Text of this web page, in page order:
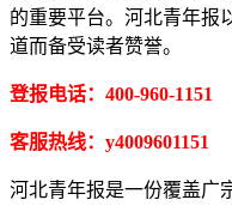
的重要平台。河北青年报
道而备受读者赞誉。
登报电话：400-960-1151
客服热线：y4009601151
河北青年报是一份覆盖广